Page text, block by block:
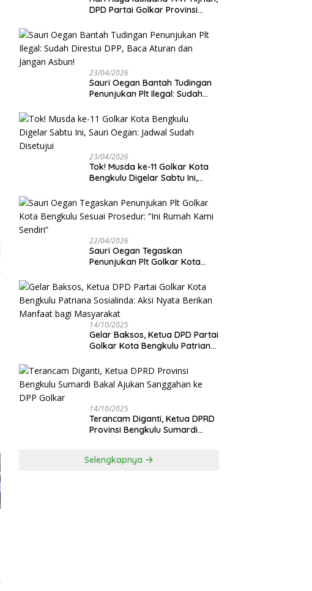
DPD Partai Golkar Provinsi
Kambing
23/04/2026
Sauri Oegan Bantah Tudingan
Penunjukan Plt Ilegal: Sudah
Jangan Asbun!
23/04/2026
‎Tok! Musda ke-11 Golkar Kota
Bengkulu Digelar Sabtu Ini,
Disetujui
22/04/2026
Sauri Oegan Tegaskan
Penunjukan Plt Golkar Kota
Rumah Kami Sendiri”
14/10/2025
‎Gelar Baksos, Ketua DPD Partai
Golkar Kota Bengkulu Patriana
Manfaat bagi Masyarakat
14/10/2025
Terancam Diganti, Ketua DPRD
Provinsi Bengkulu Sumardi
Selengkapnya